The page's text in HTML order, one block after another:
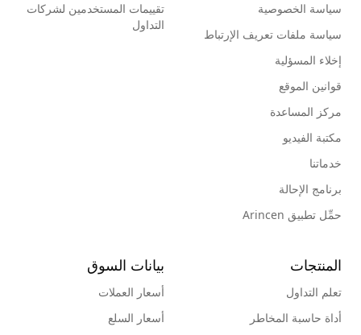
سياسة الخصوصية
سياسة ملفات تعريف الإرتباط
إخلاء المسؤلية
قوانين الموقع
مركز المساعدة
مكتبة الفيديو
خدماتنا
برنامج الإحالة
حمِّل تطبيق Arincen
تقييمات المستخدمين لشركات
التداول
المنتجات
تعلم التداول
أداة حاسبة المخاطر
بيانات السوق
أسعار العملات
أسعار السلع